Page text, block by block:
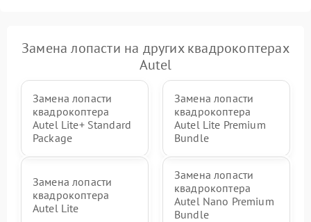
Замена лопасти на других квадрокоптерах
Autel
Замена лопасти
квадрокоптера
Autel Lite+ Standard
Package
Замена лопасти
квадрокоптера
Autel Lite Premium
Bundle
Замена лопасти
квадрокоптера
Autel Lite
Замена лопасти
квадрокоптера
Autel Nano Premium
Bundle